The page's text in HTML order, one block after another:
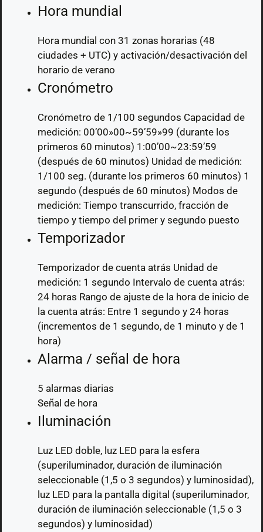
Hora mundial
Hora mundial con 31 zonas horarias (48
ciudades + UTC) y activación/desactivación del
horario de verano
Cronómetro
Cronómetro de 1/100 segundos Capacidad de
medición: 00’00»00~59’59»99 (durante los
primeros 60 minutos) 1:00’00~23:59’59
(después de 60 minutos) Unidad de medición:
1/100 seg. (durante los primeros 60 minutos) 1
segundo (después de 60 minutos) Modos de
medición: Tiempo transcurrido, fracción de
tiempo y tiempo del primer y segundo puesto
Temporizador
Temporizador de cuenta atrás Unidad de
medición: 1 segundo Intervalo de cuenta atrás:
24 horas Rango de ajuste de la hora de inicio de
la cuenta atrás: Entre 1 segundo y 24 horas
(incrementos de 1 segundo, de 1 minuto y de 1
hora)
Alarma / señal de hora
5 alarmas diarias
Señal de hora
Iluminación
Luz LED doble, luz LED para la esfera
(superiluminador, duración de iluminación
seleccionable (1,5 o 3 segundos) y luminosidad),
luz LED para la pantalla digital (superiluminador,
duración de iluminación seleccionable (1,5 o 3
segundos) y luminosidad)